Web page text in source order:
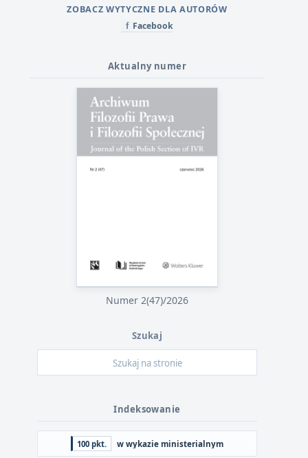
ZOBACZ WYTYCZNE DLA AUTORÓW
f Facebook
Aktualny numer
Numer 2(47)/2026
Indeksowanie
100 pkt. w wykazie ministerialnym
Szukaj